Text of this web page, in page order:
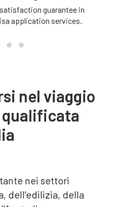
guarantee in relation
services.
nel viaggio
nei settori
dell'edilizia, della